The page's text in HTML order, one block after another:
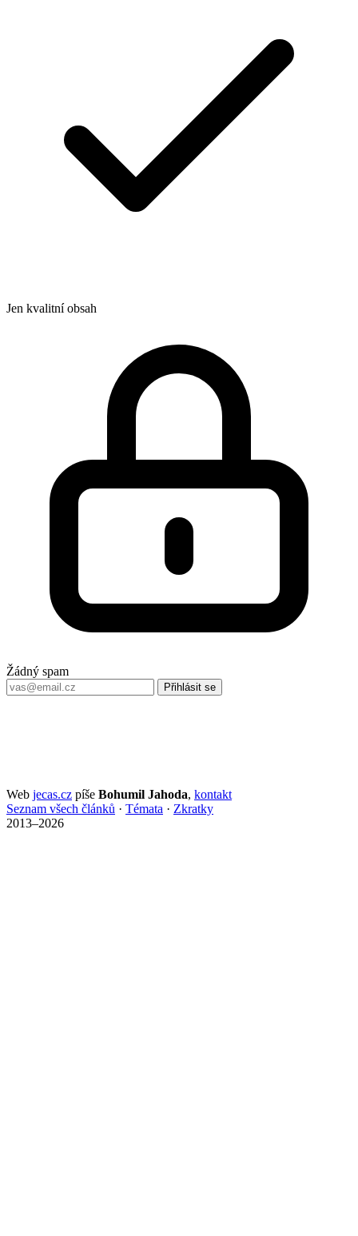
Jen kvalitní obsah
Žádný spam
Přihlásit se
Web jecas.cz píše Bohumil Jahoda, kontakt
Seznam všech článků · Témata · Zkratky
2013–2026